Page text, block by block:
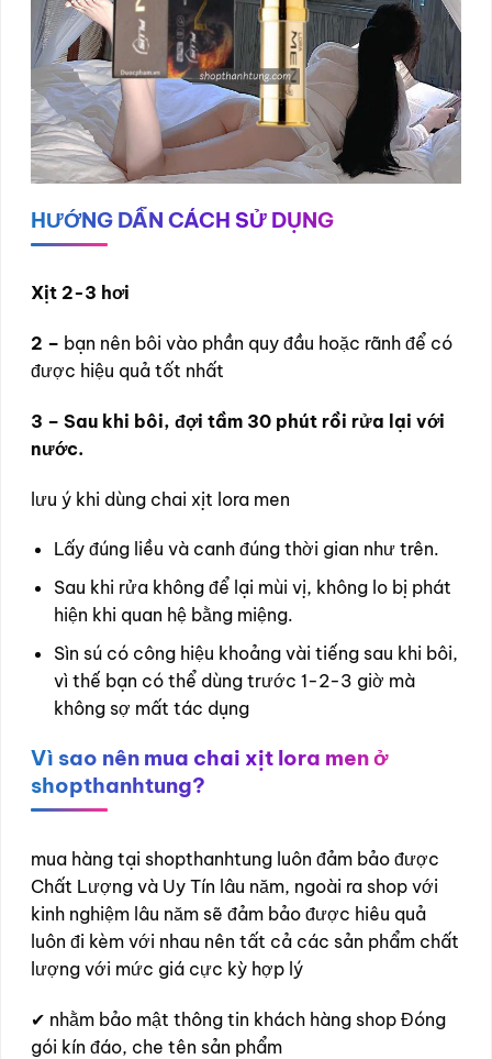
HƯỚNG DẪN CÁCH SỬ DỤNG
Xịt 2-3 hơi
2 – bạn nên bôi vào phần quy đầu hoặc rãnh để có
được hiệu quả tốt nhất
3 – Sau khi bôi, đợi tầm 30 phút rồi rửa lại với
nước.
lưu ý khi dùng chai xịt lora men
Lấy đúng liều và canh đúng thời gian như trên.
Sau khi rửa không để lại mùi vị, không lo bị phát
hiện khi quan hệ bằng miệng.
Sìn sú có công hiệu khoảng vài tiếng sau khi bôi,
vì thế bạn có thể dùng trước 1-2-3 giờ mà
không sợ mất tác dụng
Vì sao nên mua chai xịt lora men ở
shopthanhtung?
mua hàng tại shopthanhtung luôn đảm bảo được
Chất Lượng và Uy Tín lâu năm, ngoài ra shop với
kinh nghiệm lâu năm sẽ đảm bảo được hiêu quả
luôn đi kèm với nhau nên tất cả các sản phẩm chất
lượng với mức giá cực kỳ hợp lý
✔ nhằm bảo mật thông tin khách hàng shop Đóng
gói kín đáo, che tên sản phẩm